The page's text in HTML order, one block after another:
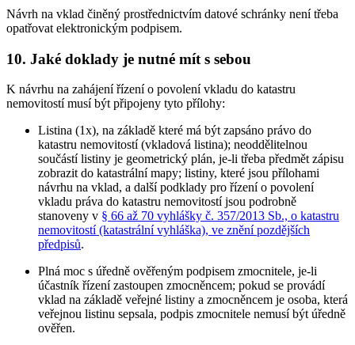
Návrh na vklad činěný prostřednictvím datové schránky není třeba
opatřovat elektronickým podpisem.
10. Jaké doklady je nutné mít s sebou
K návrhu na zahájení řízení o povolení vkladu do katastru
nemovitostí musí být připojeny tyto přílohy:
Listina (1x), na základě které má být zapsáno právo do
katastru nemovitostí (vkladová listina); neoddělitelnou
součástí listiny je geometrický plán, je-li třeba předmět zápisu
zobrazit do katastrální mapy; listiny, které jsou přílohami
návrhu na vklad, a další podklady pro řízení o povolení
vkladu práva do katastru nemovitostí jsou podrobně
stanoveny v § 66 až 70 vyhlášky č. 357/2013 Sb., o katastru
nemovitostí (katastrální vyhláška), ve znění pozdějších
předpisů.
Plná moc s úředně ověřeným podpisem zmocnitele, je-li
účastník řízení zastoupen zmocněncem; pokud se provádí
vklad na základě veřejné listiny a zmocněncem je osoba, která
veřejnou listinu sepsala, podpis zmocnitele nemusí být úředně
ověřen.